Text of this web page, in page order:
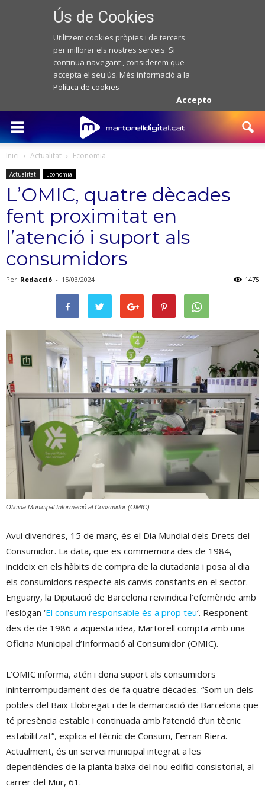
Ús de Cookies
Utilitzem cookies pròpies i de tercers
per millorar els nostres serveis. Si
continua navegant , considerem que
accepta el seu ús. Més informació a la
Política de cookies
Accepto
Inici Actualitat Economia
Actualitat Economia
L’OMIC, quatre dècades
fent proximitat en
l’atenció i suport als
consumidors
Per Redacció - 15/03/2024 1475
Oficina Municipal Informació al Consmidor (OMIC)
Avui divendres, 15 de març, és el Dia Mundial dels Drets del
Consumidor. La data, que es commemora des de 1984,
incideix en els hàbits de compra de la ciutadania i posa al dia
els consumidors respecte als canvis constants en el sector.
Enguany, la Diputació de Barcelona reivindica l’efemèride amb
l’eslògan ‘El consum responsable és a prop teu‘. Responent
des de de 1986 a aquesta idea, Martorell compta amb una
Oficina Municipal d’Informació al Consumidor (OMIC).
L’OMIC informa, atén i dona suport als consumidors
ininterrompudament des de fa quatre dècades. “Som un dels
pobles del Baix Llobregat i de la demarcació de Barcelona que
té presència estable i continuada amb l’atenció d’un tècnic
estabilitzat”, explica el tècnic de Consum, Ferran Riera.
Actualment, és un servei municipal integrat a les
dependències de la planta baixa del nou edifici consistorial, al
carrer del Mur, 61.